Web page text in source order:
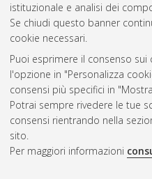
istituzionale e analisi dei
Se chiudi questo banner
cookie necessari.
Puoi esprimere il consenso
l'opzione in "Personalizza
consensi più specifici in
Potrai sempre rivedere le tue
consensi rientrando nella
sito.
Per maggiori informazioni
Gestione
Atom
Rss
AMS Acta
ISSN: 2038-7954
re3data.org -
doi.org/
Servizio
Impostazioni